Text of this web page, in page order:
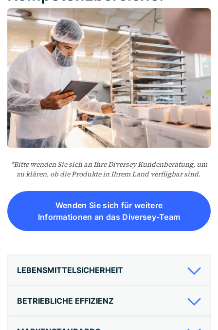
*Bitte wenden Sie sich an Ihre Diversey Kundenberatung, um
zu klären, ob die Produkte in Ihrem Land verfügbar sind.
Wenden Sie sich für weitere
Informationen an das Diversey-Team
LEBENSMITTELSICHERHEIT
BETRIEBLICHE EFFIZIENZ